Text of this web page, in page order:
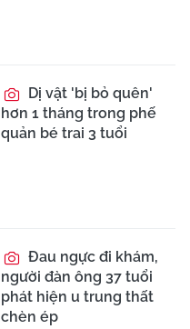
Cảm xúc quá đà gây
biến dạng tim: Hội
chứng Takotsubo kỳ lạ
Cứu sống nữ bệnh
nhân bị đa chấn thương,
sốc mất máu ở Nghệ An